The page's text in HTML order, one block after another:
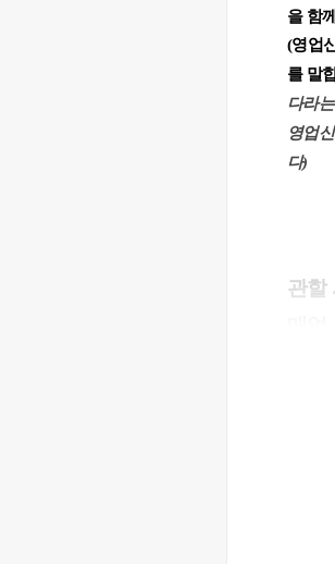
을 함
(영업
를 말
다라
영업
다)
관할
축산
는
영업